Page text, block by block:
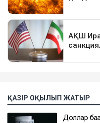
ҚАЗІР ОҚЫЛЫП ЖАТЫР
Доллар